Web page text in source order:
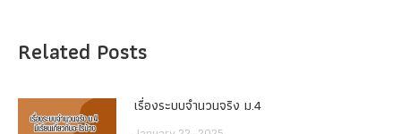
Related Posts
เรื่องระบบจํานวนจริง ม.4